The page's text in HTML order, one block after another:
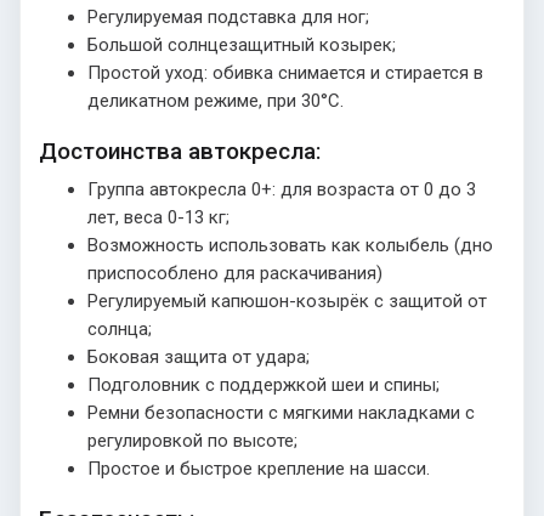
Регулируемая подставка для ног;
Большой солнцезащитный козырек;
Простой уход: обивка снимается и стирается в
деликатном режиме, при 30°C.
Достоинства автокресла:
Группа автокресла 0+: для возраста от 0 до 3
лет, веса 0-13 кг;
Возможность использовать как колыбель (дно
приспособлено для раскачивания)
Регулируемый капюшон-козырёк с защитой от
солнца;
Боковая защита от удара;
Подголовник с поддержкой шеи и спины;
Ремни безопасности с мягкими накладками с
регулировкой по высоте;
Простое и быстрое крепление на шасси.